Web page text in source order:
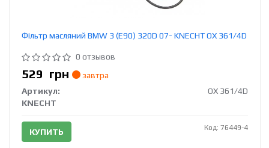
Фільтр масляний BMW 3 (E90) 320D 07- KNECHT OX 361/4D
0 отзывов
529 грн
завтра
Артикул:
OX 361/4D
KNECHT
КУПИТЬ Код: 76449-4